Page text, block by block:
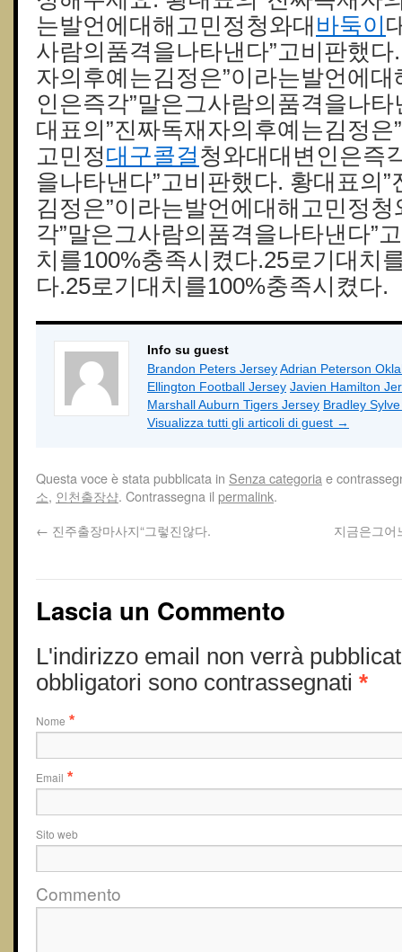
는발언에대해고민정청와대 바둑이
사람의품격을나타낸다”고비판했
자의후예는김정은”이라는발언에
인은즉각”말은그사람의품격을나
대표의”진짜독재자의후예는김정은
고민정대구콜걸 청와대대변인은즉
을나타낸다”고비판했다. 황대표의
김정은”이라는발언에대해고민정
각”말은그사람의품격을나타낸다”
치를100%충족시켰다.25로기대치
다.25로기대치를100%충족시켰다.
Info su guest
Brandon Peters JerseyAdrian Peterson
Ellington Football Jersey Javien Hamilton
Marshall Auburn Tigers Jersey Bradley
Visualizza tutti gli articoli di guest →
Questa voce è stata pubblicata in Senza categoria e
소, 인천 출장샵. Contrassegna il permalink.
← 진주출장마사지“그렇진않다. 지금은그어
Lascia un Commento
L'indirizzo email non verrà
obbligatori sono contrassegnati *
Nome *
Email *
Sito web
Commento